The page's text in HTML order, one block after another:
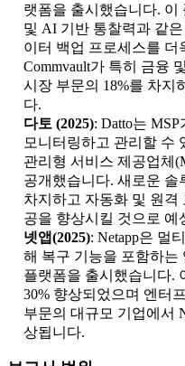
랫폼을 출시했습니다. 이
및 AI 기반 통찰력과 같
이터 백업 프로세스를 더
Commvault가 특히 금융
시장 부문의 18%를 차지
다.
다토 (2025): Datto는
모니터링하고 관리할 수
관리형 서비스 제공업체
공개했습니다. 새로운 솔
차지하고 자동화 및 원격
공을 향상시킬 것으로 예
넷앱(2025): Netapp은 멀
해 복구 기능을 포함하는
플랫폼을 출시했습니다.
30% 향상되었으며 엔터
부문의 대규모 기업에서
상됩니다.